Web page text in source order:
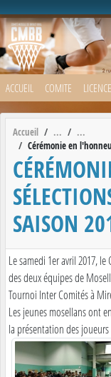
ACCUEIL COMITE
Accueil
Cérémonie en
SAISON
Le samedi 1er avril 2017,
des deux équipes de
Tournoi Inter Comités à
Les jeunes mosellans ont
la présentation des